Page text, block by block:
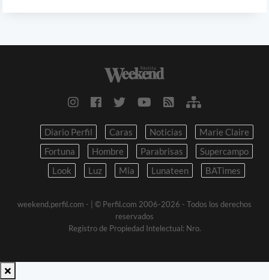
Diario Perfil Caras Noticias
Marie Claire
Fortuna
Hombre Parabrisas
Supercampo
Look
Luz Mia Lunateen BATimes
weekend.perfil.com -
| © Perfil.com 2006-2026 - Todos los derechos
reservados
Registro de Propiedad Intelectual: Nro.